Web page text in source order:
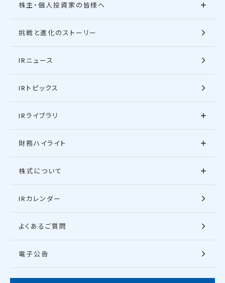
株主・個人投資家の皆様へ
挑戦と進化のストーリー
IRニュース
IRトピックス
IRライブラリ
財務ハイライト
株式について
IRカレンダー
よくあるご質問
電子公告